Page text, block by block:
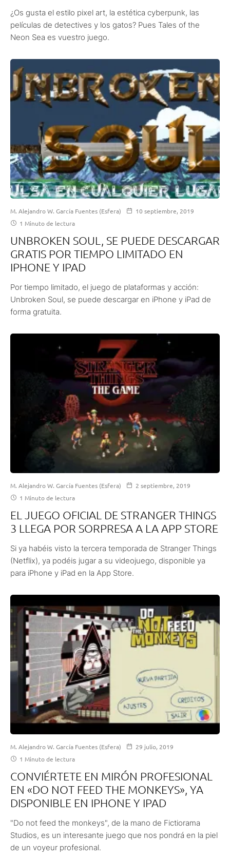
¿Os gusta el estilo pixel art, la estética cyberpunk, las
películas de detectives y los gatos? Pues Tales of the
Neon Sea es vuestro juego.
M. Alejandro W. García Fuentes (Esfera)
10 septiembre, 2019
1 Minuto de lectura
UNBROKEN SOUL, SE PUEDE DESCARGAR
GRATIS POR TIEMPO LIMITADO EN
IPHONE Y IPAD
Por tiempo limitado, el juego de plataformas y acción:
Unbroken Soul, se puede descargar en iPhone y iPad de
forma gratuita.
M. Alejandro W. García Fuentes (Esfera)
2 septiembre, 2019
1 Minuto de lectura
EL JUEGO OFICIAL DE STRANGER THINGS
3 LLEGA POR SORPRESA A LA APP STORE
Si ya habéis visto la tercera temporada de Stranger Things
(Netflix), ya podéis jugar a su videojuego, disponible ya
para iPhone y iPad en la App Store.
M. Alejandro W. García Fuentes (Esfera)
29 julio, 2019
1 Minuto de lectura
CONVIÉRTETE EN MIRÓN PROFESIONAL
EN «DO NOT FEED THE MONKEYS», YA
DISPONIBLE EN IPHONE Y IPAD
"Do not feed the monkeys", de la mano de Fictiorama
Studios, es un interesante juego que nos pondrá en la piel
de un voyeur profesional.